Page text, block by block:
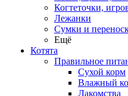
Когтеточки,
Лежанки
Сумки и
Ещё
Котята
Правильное
Сухой корм
Влажный
Лакомства